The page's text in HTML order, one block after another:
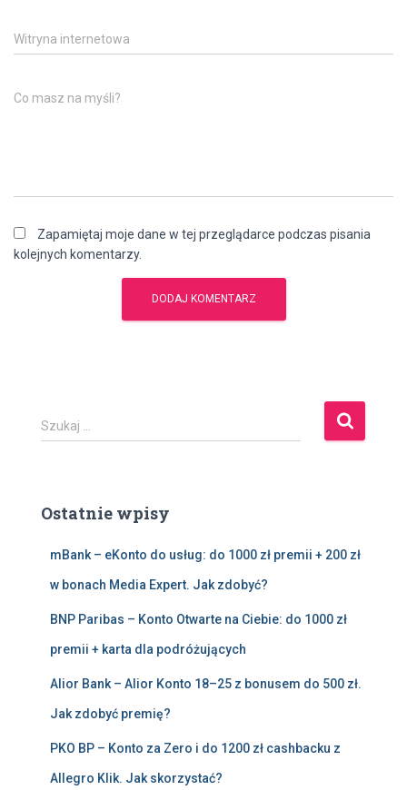
Witryna internetowa
Co masz na myśli?
Zapamiętaj moje dane w tej przeglądarce podczas pisania
kolejnych komentarzy.
S
z
j
Szukaj …
Ostatnie wpisy
mBank – eKonto do usług: do 1000 zł premii + 200 zł
w bonach Media Expert. Jak zdobyć?
BNP Paribas – Konto Otwarte na Ciebie: do 1000 zł
premii + karta dla podróżujących
Alior Bank – Alior Konto 18–25 z bonusem do 500 zł.
Jak zdobyć premię?
PKO BP – Konto za Zero i do 1200 zł cashbacku z
Allegro Klik. Jak skorzystać?